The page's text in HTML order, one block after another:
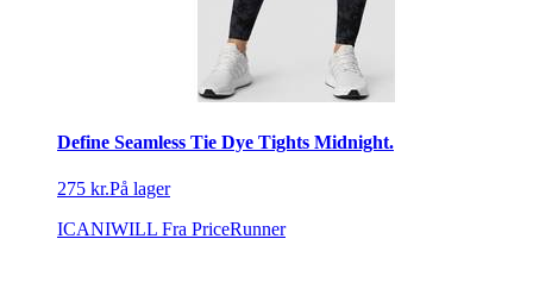
Define Seamless Tie Dye Tights Midnight.
275 kr.På lager
ICANIWILL Fra PriceRunner